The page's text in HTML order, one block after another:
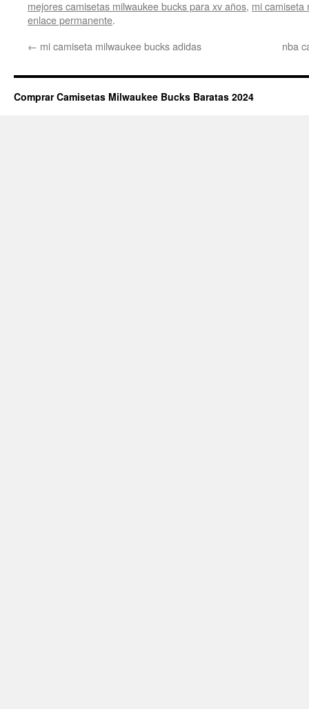
mejores camisetas milwaukee bucks para xv años, mi camiseta
enlace permanente.
← mi camiseta milwaukee bucks adidas nba
Comprar Camisetas Milwaukee Bucks Baratas 2024